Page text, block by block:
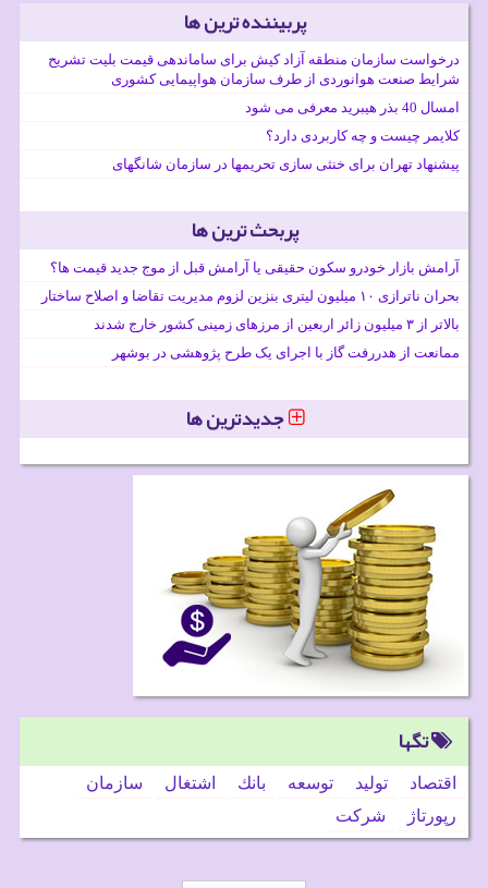
پربیننده ترین ها
درخواست سازمان منطقه آزاد کیش برای ساماندهی قیمت بلیت تشریح
شرایط صنعت هوانوردی از طرف سازمان هواپیمایی کشوری
امسال 40 بذر هیبرید معرفی می شود
کلایمر چیست و چه کاربردی دارد؟
پیشنهاد تهران برای خنثی سازی تحریمها در سازمان شانگهای
پربحث ترین ها
آرامش بازار خودرو سکون حقیقی یا آرامش قبل از موج جدید قیمت ها؟
بحران ناترازی ۱۰ میلیون لیتری بنزین لزوم مدیریت تقاضا و اصلاح ساختار
بالاتر از ۳ میلیون زائر اربعین از مرزهای زمینی کشور خارج شدند
ممانعت از هدررفت گاز با اجرای یک طرح پژوهشی در بوشهر
جدیدترین ها
تگها
اقتصاد تولید توسعه بانك اشتغال
سازمان
رپورتاژ
شركت